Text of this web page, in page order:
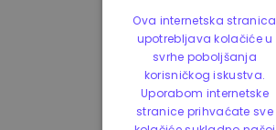
Ova internetska stranica
upotrebljava kolačiće u
svrhe poboljšanja
korisničkog iskustva.
Uporabom internetske
stranice prihvaćate sve